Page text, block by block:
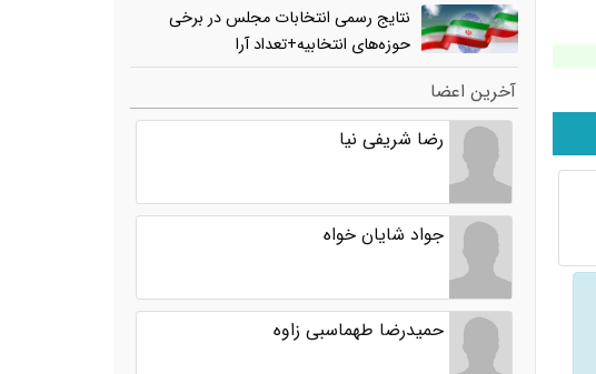
نتایج رسمی انتخابات مجلس در برخی
حوزه‌های انتخابیه+تعداد آرا
آخرین اعضا
رضا شریفی نیا
جواد شایان خواه
حمیدرضا طهماسبی زاوه